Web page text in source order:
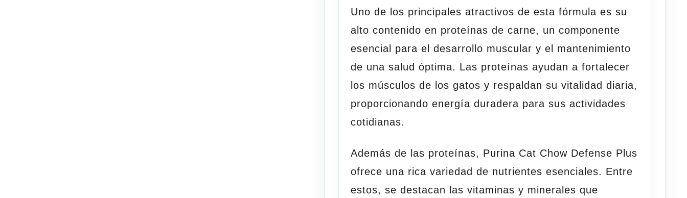
Uno de los principales atractivos de esta fórmula es su
alto contenido en proteínas de carne, un componente
esencial para el desarrollo muscular y el mantenimiento
de una salud óptima. Las proteínas ayudan a fortalecer
los músculos de los gatos y respaldan su vitalidad diaria,
proporcionando energía duradera para sus actividades
cotidianas.
Además de las proteínas, Purina Cat Chow Defense Plus
ofrece una rica variedad de nutrientes esenciales. Entre
estos, se destacan las vitaminas y minerales que